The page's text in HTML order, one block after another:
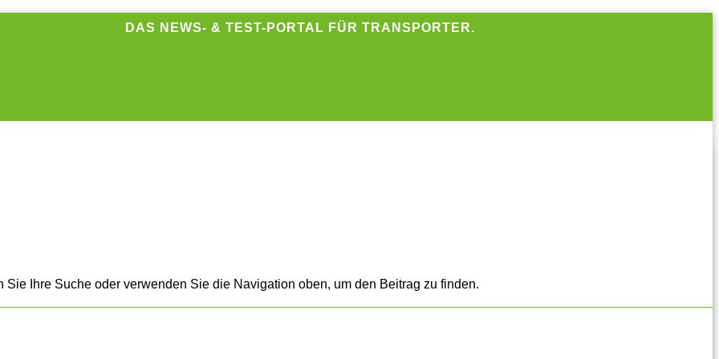
DAS NEWS- & TEST-PORTAL FÜR TRANSPORTER.
Ihre Suche oder verwenden Sie die Navigation oben, um den Beitrag zu finden.